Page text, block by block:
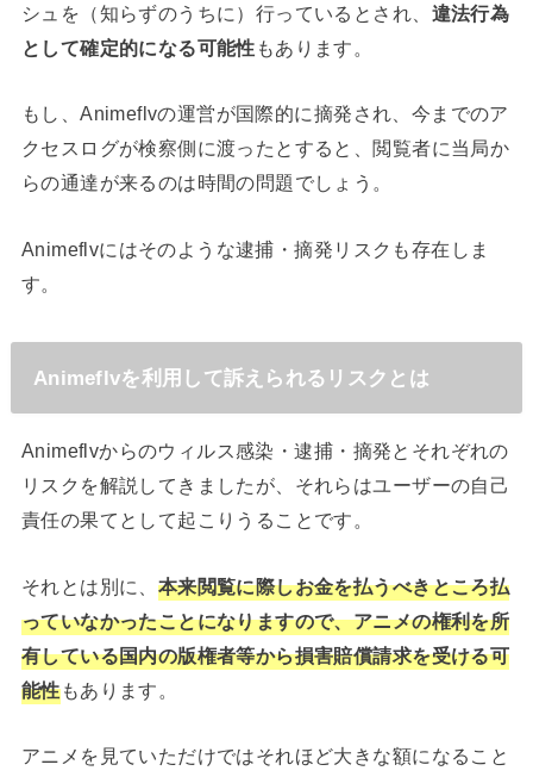
シュを（知らずのうちに）行っているとされ、 違法行為
として確定的になる可能性 もあります。
もし、Animeflvの運営が国際的に摘発され、今までのア
クセスログが検察側に渡ったとすると、閲覧者に当局か
らの通達が来るのは時間の問題でしょう。
Animeflvにはそのような逮捕・摘発リスクも存在しま
す。
Animeflvを利用して訴えられるリスクとは
Animeflvからのウィルス感染・逮捕・摘発とそれぞれの
リスクを解説してきましたが、それらはユーザーの自己
責任の果てとして起こりうることです。
それとは別に、 本来閲覧に際しお金を払うべきところ払
っていなかったことになりますので、アニメの権利を所
有している国内の版権者等から損害賠償請求を受ける可
能性もあります。
アニメを見ていただけではそれほど大きな額になること